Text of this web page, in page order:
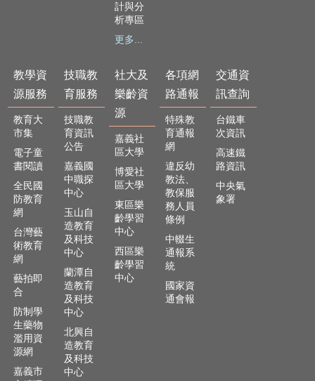
及
齡
資
源
各
項
網
路
通
報
交
通
資
查
詢
首
計與分
析專區
更多...
教學資
源服務
教育大
市集
電子童
書閱讀
全民國
防教育
網
台灣藝
術教育
網
藝拍即
合
防制學
生藥物
濫用資
源網
嘉義市
技職教
育服務
技職教
育資訊
公告
嘉義國
中職探
中心
玉山自
造教育
及科技
中心
蘭潭自
造教育
及科技
中心
北興自
造教育
及科技
中心
社大及
樂齡資
源
嘉義社
區大學
博愛社
區大學
東區樂
齡學習
中心
西區樂
齡學習
中心
各項網
路通報
特殊教
育通報
網
違反幼
教法、
教保服
務人員
條例
中輟生
通報系
統
國家資
通會報
交通資
訊查詢
台鐵車
次資訊
高速鐵
路資訊
中央氣
象署